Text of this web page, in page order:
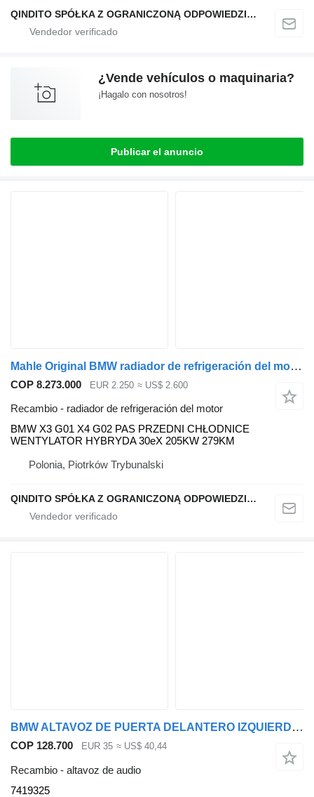
QINDITO SPÓŁKA Z OGRANICZONĄ ODPOWIEDZIALNOŚCIĄ
¿Vende vehículos o maquinaria?
¡Hagalo con nosotros!
Publicar el anuncio
Mahle Original BMW radiador de refrigeración del motor para BMW X3 G01 X4 G02 coche
COP 8.273.000 EUR 2.250 ≈ US$ 2.600
Recambio - radiador de refrigeración del motor
BMW X3 G01 X4 G02 PAS PRZEDNI CHŁODNICE
WENTYLATOR HYBRYDA 30eX 205KW 279KM
Polonia, Piotrków Trybunalski
QINDITO SPÓŁKA Z OGRANICZONĄ ODPOWIEDZIALNOŚCIĄ
BMW ALTAVOZ DE PUERTA DELANTERO IZQUIERDO TRIÁNGULO 7419325 altavoz de audio para BMW BMW X3 G01 coche
COP 128.700 EUR 35 ≈ US$ 40,44
Recambio - altavoz de audio
7419325